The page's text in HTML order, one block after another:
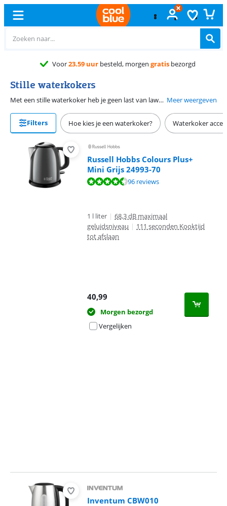
Voor23.59 uurbesteld, morgen gratisbezorgd
Stille waterkokers
Met een stille waterkoker heb je geen last van lawaai wanneer je water kookt. Fijn, want zo klets je rustig verder met je visite terwijl je een pot thee zet. Wij noemen een waterkoker stil wanneer deze niet meer geluid maakt dan 70 dB. Het geluid meten wij zelf in ons eigen testlab op kantoor. Zo weten wij zeker dat jij alle waterkokers eerlijk met elkaar vergelijkt. Meer weergeven
Filters Hoe kies je een waterkoker? Waterkoker
Russell Hobbs Colours Plus+
Mini Grijs 24993-70
Beoordeling is 8,6 van de 10, gebaseerd op 96 reviews.
96 reviews
1 l liter | 68,3 dB maximaal
geluidsniveau | 111 seconden Kooktijd
tot afslaan
40,99
Morgen bezorgd
Vergelijken
Inventum CBW010